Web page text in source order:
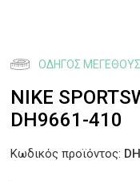
NIKE
DH9661-410
ΟΔΗΓΌΣ ΜΕΓΈΘΟΥΣ
Κωδικός προϊόντος: